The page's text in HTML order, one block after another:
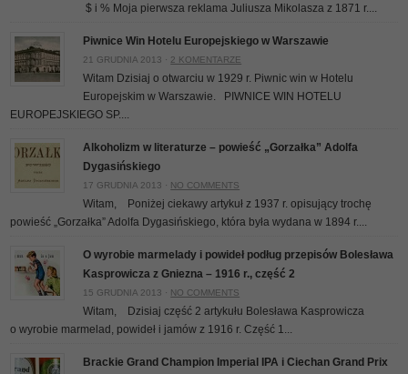
$ i % Moja pierwsza reklama Juliusza Mikolasza z 1871 r....
Piwnice Win Hotelu Europejskiego w Warszawie
21 GRUDNIA 2013 · 2 KOMENTARZE
Witam Dzisiaj o otwarciu w 1929 r. Piwnic win w Hotelu
Europejskim w Warszawie. PIWNICE WIN HOTELU
EUROPEJSKIEGO SP....
Alkoholizm w literaturze – powieść „Gorzałka” Adolfa
Dygasińskiego
17 GRUDNIA 2013 · NO COMMENTS
Witam, Poniżej ciekawy artykuł z 1937 r. opisujący trochę
powieść „Gorzałka” Adolfa Dygasińskiego, która była wydana w 1894 r....
O wyrobie marmelady i powideł podług przepisów Bolesława
Kasprowicza z Gniezna – 1916 r., część 2
15 GRUDNIA 2013 · NO COMMENTS
Witam, Dzisiaj część 2 artykułu Bolesława Kasprowicza
o wyrobie marmelad, powideł i jamów z 1916 r. Część 1...
Brackie Grand Champion Imperial IPA i Ciechan Grand Prix